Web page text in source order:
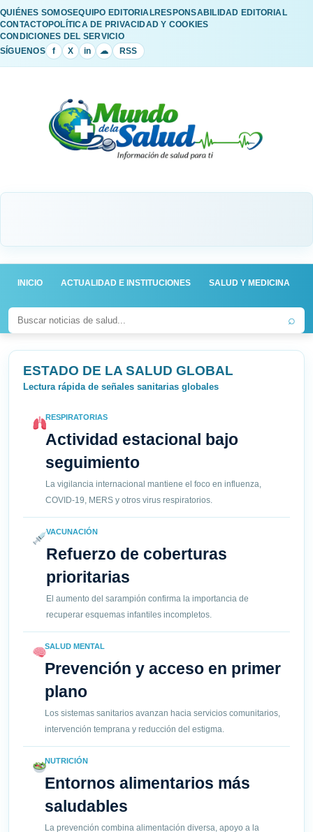
QUIÉNES SOMOSEQUIPO EDITORIALRESPONSABILIDAD EDITORIAL
CONTACTOPOLÍTICA DE PRIVACIDAD Y COOKIES
CONDICIONES DEL SERVICIO
SÍGUENOS
f X in ☁ RSS
INICIO ACTUALIDAD E INSTITUCIONES SALUD Y MEDICINA
⌕
ESTADO DE LA SALUD GLOBAL
Lectura rápida de señales sanitarias globales
RESPIRATORIAS
Actividad estacional bajo
seguimiento
La vigilancia internacional mantiene el foco en influenza,
COVID-19, MERS y otros virus respiratorios.
VACUNACIÓN
Refuerzo de coberturas
prioritarias
El aumento del sarampión confirma la importancia de
recuperar esquemas infantiles incompletos.
SALUD MENTAL
Prevención y acceso en primer
plano
Los sistemas sanitarios avanzan hacia servicios comunitarios,
intervención temprana y reducción del estigma.
NUTRICIÓN
Entornos alimentarios más
saludables
La prevención combina alimentación diversa, apoyo a la